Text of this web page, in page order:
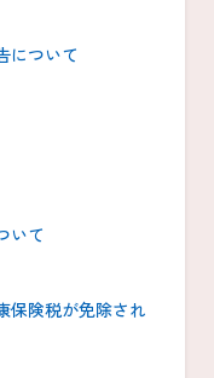
について
いて
保険税が免除され